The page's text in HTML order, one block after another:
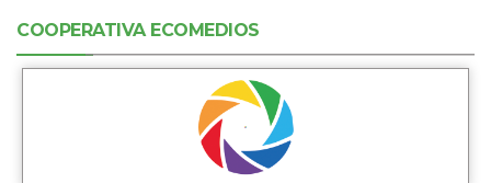
COOPERATIVA ECOMEDIOS